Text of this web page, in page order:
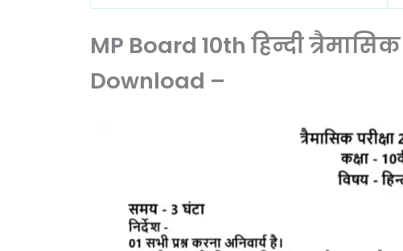
MP Board 10th हिन्दी
Download –